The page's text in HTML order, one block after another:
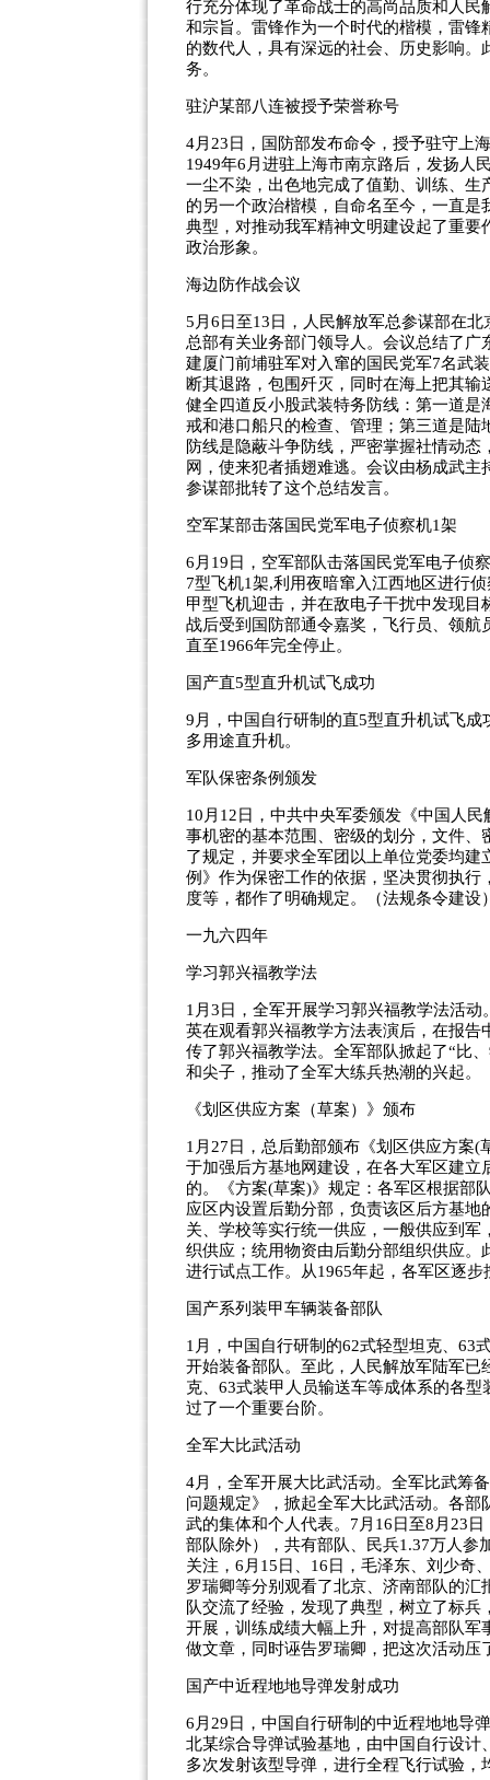
行充分体现了革命战士的高尚品质和人
和宗旨。雷锋作为一个时代的楷模，雷
的数代人，具有深远的社会、历史影响
务。
驻沪某部八连被授予荣誉称号
4月23日，国防部发布命令，授予驻守上
1949年6月进驻上海市南京路后，发扬人
一尘不染，出色地完成了值勤、训练、生
的另一个政治楷模，自命名至今，一直
典型，对推动我军精神文明建设起了重
政治形象。
海边防作战会议
5月6日至13日，人民解放军总参谋部在
总部有关业务部门领导人。会议总结了
建厦门前埔驻军对入窜的国民党军7名武
断其退路，包围歼灭，同时在海上把其
健全四道反小股武装特务防线：第一道
戒和港口船只的检查、管理；第三道是
防线是隐蔽斗争防线，严密掌握社情动
网，使来犯者插翅难逃。会议由杨成武
参谋部批转了这个总结发言。
空军某部击落国民党军电子侦察机1架
6月19日，空军部队击落国民党军电子侦
7型飞机1架,利用夜暗窜入江西地区进行
甲型飞机迎击，并在敌电子干扰中发现
战后受到国防部通令嘉奖，飞行员、领
直至1966年完全停止。
国产直5型直升机试飞成功
9月，中国自行研制的直5型直升机试飞
多用途直升机。
军队保密条例颁发
10月12日，中共中央军委颁发《中国人
事机密的基本范围、密级的划分，文件
了规定，并要求全军团以上单位党委均
例》作为保密工作的依据，坚决贯彻执
度等，都作了明确规定。（法规条令建设
一九六四年
学习郭兴福教学法
1月3日，全军开展学习郭兴福教学法活
英在观看郭兴福教学方法表演后，在报
传了郭兴福教学法。全军部队掀起了“比
和尖子，推动了全军大练兵热潮的兴起。
《划区供应方案（草案）》颁布
1月27日，总后勤部颁布《划区供应方案
于加强后方基地网建设，在各大军区建
的。《方案(草案)》规定：各军区根据部
应区内设置后勤分部，负责该区后方基
关、学校等实行统一供应，一般供应到
织供应；统用物资由后勤分部组织供应
进行试点工作。从1965年起，各军区逐
国产系列装甲车辆装备部队
1月，中国自行研制的62式轻型坦克、63
开始装备部队。至此，人民解放军陆军
克、63式装甲人员输送车等成体系的各
过了一个重要台阶。
全军大比武活动
4月，全军开展大比武活动。全军比武筹
问题规定》，掀起全军大比武活动。各
武的集体和个人代表。7月16日至8月23
部队除外），共有部队、民兵1.37万人参
关注，6月15日、16日，毛泽东、刘少奇
罗瑞卿等分别观看了北京、济南部队的
队交流了经验，发现了典型，树立了标
开展，训练成绩大幅上升，对提高部队
做文章，同时诬告罗瑞卿，把这次活动
国产中近程地地导弹发射成功
6月29日，中国自行研制的中近程地地导
北某综合导弹试验基地，由中国自行设
多次发射该型导弹，进行全程飞行试验